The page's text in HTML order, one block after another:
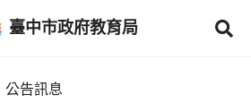
臺中市政府教育局
公告訊息